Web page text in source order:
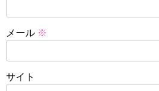
メール ※
サイト